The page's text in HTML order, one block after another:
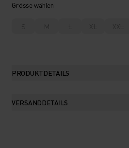
Grösse wählen
S M L XL XXL
PRODUKTDETAILS
VERSANDDETAILS